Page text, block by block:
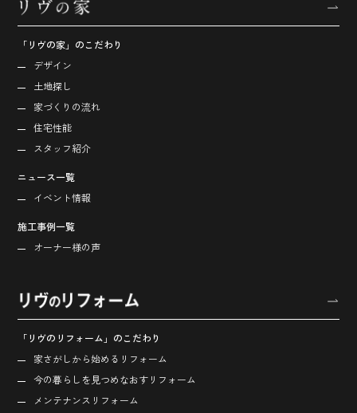
「リヴの家」のこだわり
デザイン
土地探し
家づくりの流れ
住宅性能
スタッフ紹介
ニュース一覧
イベント情報
施工事例一覧
オーナー様の声
「リヴのリフォーム」のこだわり
家さがしから始める リフォーム
今の暮らしを見つめなおす リフォーム
メンテナンスリフォーム